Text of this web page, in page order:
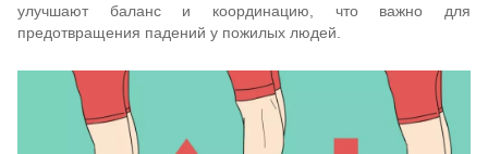
улучшают баланс и координацию, что важно для
предотвращения падений у пожилых людей.